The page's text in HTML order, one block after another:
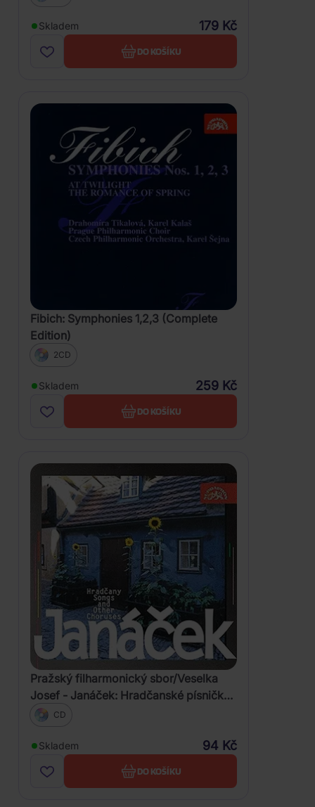
Skladem 179 Kč
DO KOŠÍKU
Fibich: Symphonies 1,2,3 (Complete
Edition)
2CD
Skladem 259 Kč
DO KOŠÍKU
Pražský filharmonický sbor/Veselka
Josef - Janáček: Hradčanské písničky,
Říkadla, Vlčí stopa, Kašpar Rucký
CD
Skladem 94 Kč
DO KOŠÍKU